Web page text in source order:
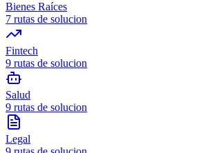
Bienes Raíces
7 rutas de solucion
Fintech
9 rutas de solucion
Salud
9 rutas de solucion
Legal